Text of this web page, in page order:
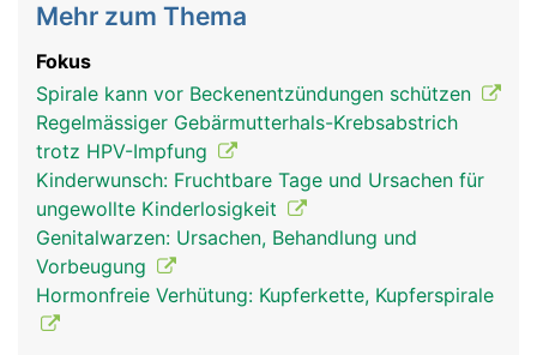
Mehr zum Thema
Fokus
Spirale kann vor Beckenentzündungen schützen
Regelmässiger Gebärmutterhals-Krebsabstrich
trotz HPV-Impfung
Kinderwunsch: Fruchtbare Tage und Ursachen für
ungewollte Kinderlosigkeit
Genitalwarzen: Ursachen, Behandlung und
Vorbeugung
Hormonfreie Verhütung: Kupferkette, Kupferspirale